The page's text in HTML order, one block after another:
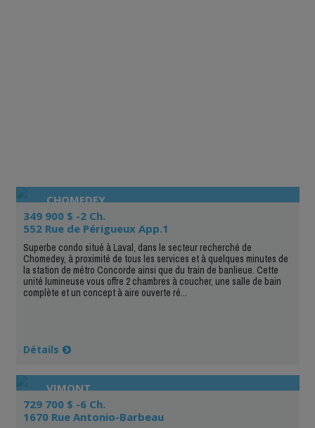
CHOMEDEY
349 900 $ -2 Ch.
552 Rue de Périgueux App.1
Superbe condo situé à Laval, dans le secteur recherché de
Chomedey, à proximité de tous les services et à quelques minutes de
la station de métro Concorde ainsi que du train de banlieue. Cette
unité lumineuse vous offre 2 chambres à coucher, une salle de bain
complète et un concept à aire ouverte ré...
Détails
VIMONT
729 700 $ -6 Ch.
1670 Rue Antonio-Barbeau